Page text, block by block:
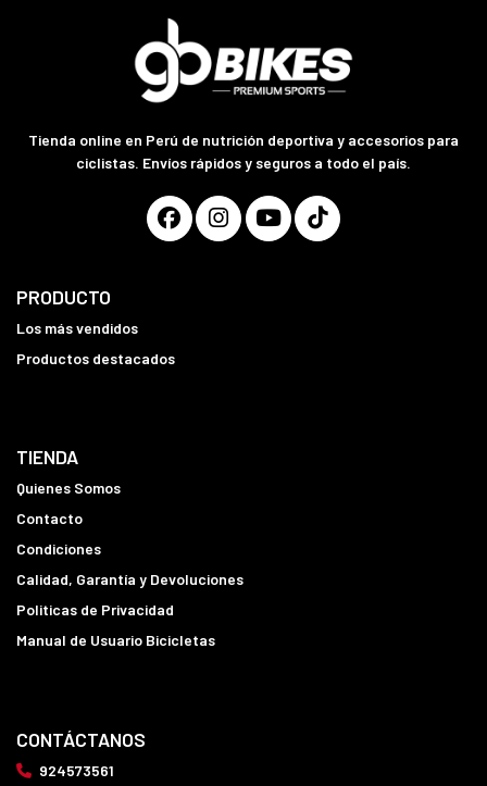
Tienda online en Perú de nutrición deportiva y accesorios para
ciclistas. Envíos rápidos y seguros a todo el país.
PRODUCTO
Los más vendidos
Productos destacados
TIENDA
Quienes Somos
Contacto
Condiciones
Calidad, Garantía y Devoluciones
Politicas de Privacidad
Manual de Usuario Bicicletas
CONTÁCTANOS
924573561